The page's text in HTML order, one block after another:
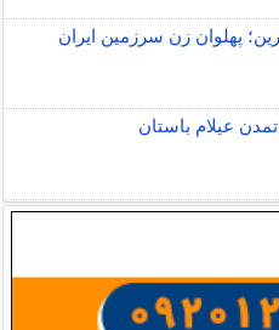
پهلوان زن سرزمین ایران
تمدن عیلام باستان